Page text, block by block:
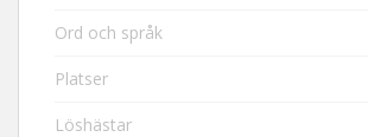
Ord och språk
Platser
Löshästar